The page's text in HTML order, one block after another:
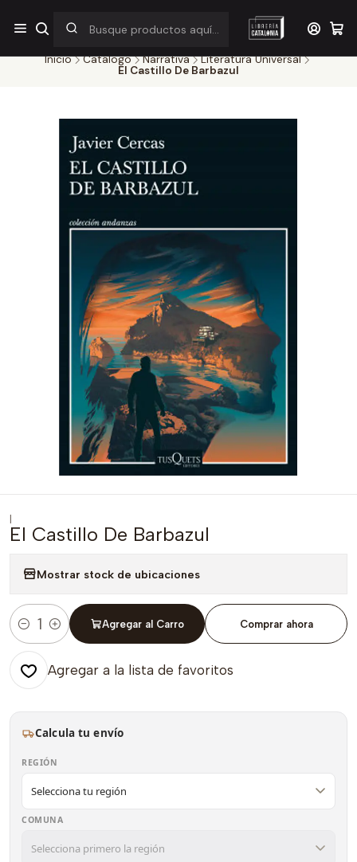
¡Por pocos días! Despacho a $1.000 en RM por compras sobre
$38.000
Inicio Catálogo Narrativa
Literatura Universal
El Castillo De Barbazul
|
El Castillo De Barbazul
Mostrar stock de ubicaciones
Cantidad
Agregar al Carro Comprar ahora
Agregar a la lista de favoritos
Calcula tu envío
REGIÓN
COMUNA